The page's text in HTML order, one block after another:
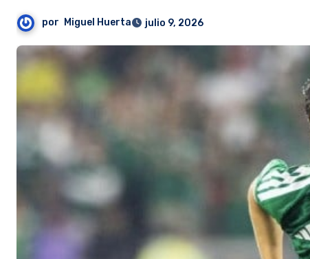
por Miguel Huerta julio 9, 2026